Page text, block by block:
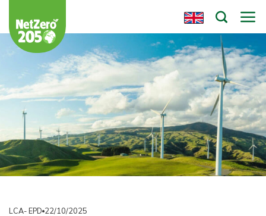
đến
nội
dung
LCA- EPD 22/10/2025